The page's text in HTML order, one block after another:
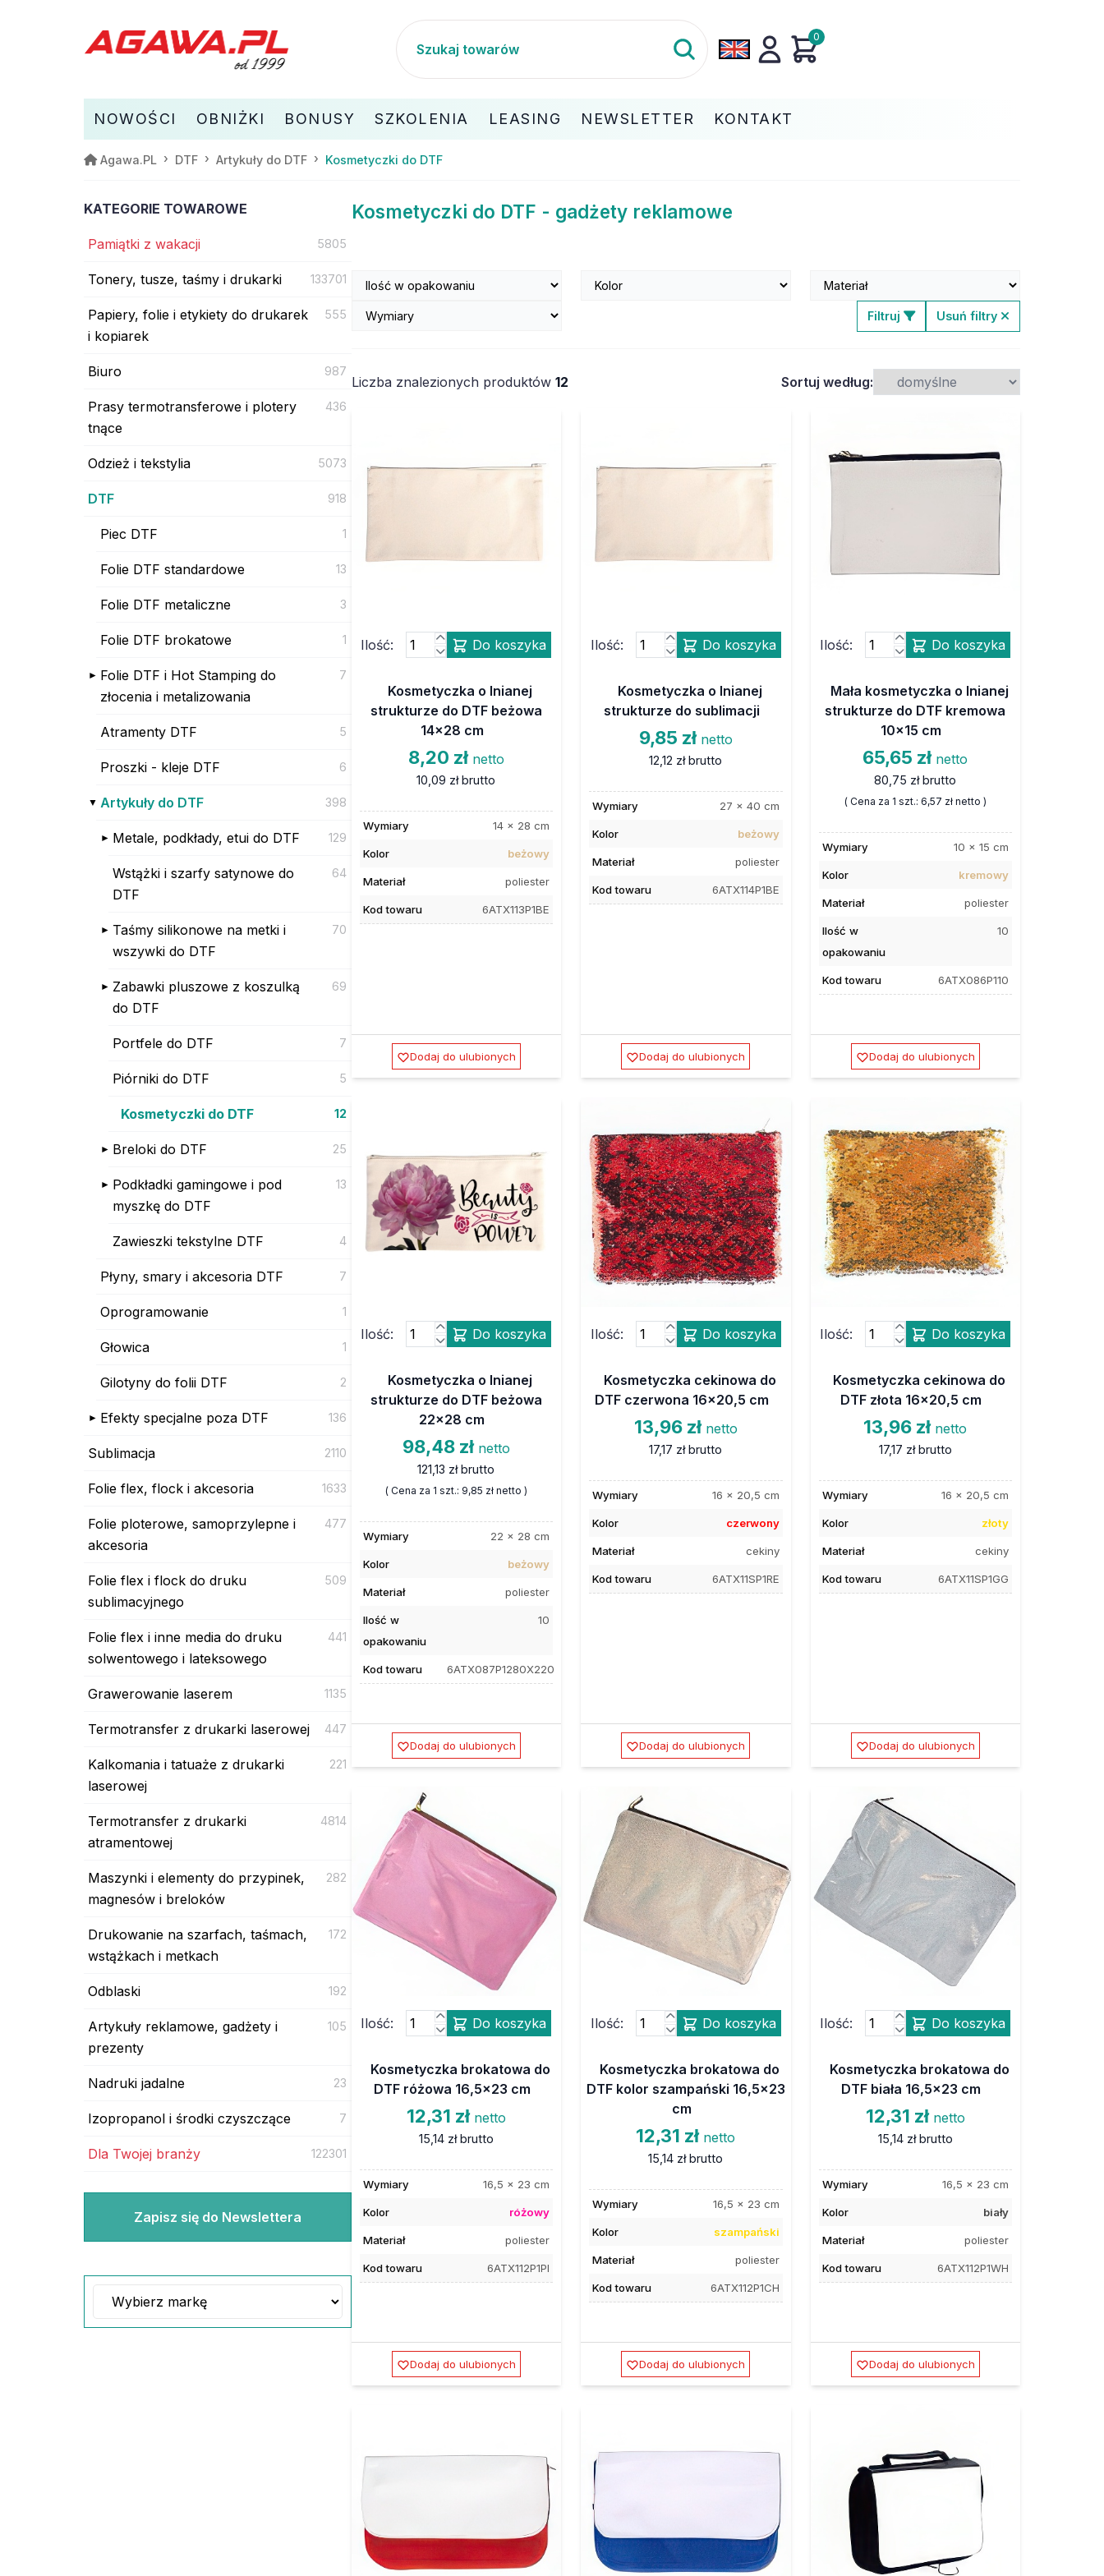
0
NOWOŚCI OBNIŻKI BONUSY SZKOLENIA LEASING NEWSLETTER KONTAKT
Agawa.PL DTF Artykuły do DTF Kosmetyczki do DTF
KATEGORIE TOWAROWE
Pamiątki z wakacji 5805
Tonery, tusze, taśmy i drukarki 133701
Papiery, folie i etykiety do drukarek
i kopiarek
555
Biuro 987
Prasy termotransferowe i plotery
tnące
436
Odzież i tekstylia 5073
DTF 918
Piec DTF 1
Folie DTF standardowe 13
Folie DTF metaliczne 3
Folie DTF brokatowe 1
Folie DTF i Hot Stamping do
złocenia i metalizowania
7
Atramenty DTF 5
Proszki - kleje DTF 6
Artykuły do DTF 398
Metale, podkłady, etui do DTF 129
Wstążki i szarfy satynowe do
DTF
64
Taśmy silikonowe na metki i
wszywki do DTF
70
Zabawki pluszowe z koszulką
do DTF
69
Portfele do DTF 7
Piórniki do DTF 5
Kosmetyczki do DTF 12
Breloki do DTF 25
Podkładki gamingowe i pod
myszkę do DTF
13
Zawieszki tekstylne DTF 4
Płyny, smary i akcesoria DTF 7
Oprogramowanie 1
Głowica 1
Gilotyny do folii DTF 2
Efekty specjalne poza DTF 136
Sublimacja 2110
Folie flex, flock i akcesoria 1633
Folie ploterowe, samoprzylepne i
akcesoria
477
Folie flex i flock do druku
sublimacyjnego
509
Folie flex i inne media do druku
solwentowego i lateksowego
441
Grawerowanie laserem 1135
Termotransfer z drukarki laserowej 447
Kalkomania i tatuaże z drukarki
laserowej
221
Termotransfer z drukarki
atramentowej
4814
Maszynki i elementy do przypinek,
magnesów i breloków
282
Drukowanie na szarfach, taśmach,
wstążkach i metkach
172
Odblaski 192
Artykuły reklamowe, gadżety i
prezenty
105
Nadruki jadalne 23
Izopropanol i środki czyszczące 7
Dla Twojej branży 122301
Zapisz się do Newslettera
Kosmetyczki do DTF - gadżety reklamowe
Filtruj Usuń filtry
Liczba znalezionych produktów 12 Sortuj według:
Ilość: Do koszyka
Kosmetyczka o lnianej
strukturze do DTF beżowa
14x28 cm
8,20 zł netto
10,09 zł brutto
Wymiary 14 x 28 cm
Kolor beżowy
Materiał poliester
Kod towaru 6ATX113P1BE
Dodaj do ulubionych
Ilość: Do koszyka
Kosmetyczka o lnianej
strukturze do sublimacji
9,85 zł netto
12,12 zł brutto
Wymiary 27 x 40 cm
Kolor beżowy
Materiał poliester
Kod towaru 6ATX114P1BE
Dodaj do ulubionych
Ilość: Do koszyka
Mała kosmetyczka o lnianej
strukturze do DTF kremowa
10x15 cm
65,65 zł netto
80,75 zł brutto
( Cena za 1 szt.: 6,57 złnetto )
Wymiary 10 x 15 cm
Kolor kremowy
Materiał poliester
Ilość w
opakowaniu
10
Kod towaru 6ATX086P110
Dodaj do ulubionych
Ilość: Do koszyka
Kosmetyczka o lnianej
strukturze do DTF beżowa
22x28 cm
98,48 zł netto
121,13 zł brutto
( Cena za 1 szt.: 9,85 złnetto )
Wymiary 22 x 28 cm
Kolor beżowy
Materiał poliester
Ilość w
opakowaniu
10
Kod towaru 6ATX087P1280X220
Dodaj do ulubionych
Ilość: Do koszyka
Kosmetyczka cekinowa do
DTF czerwona 16x20,5 cm
13,96 zł netto
17,17 zł brutto
Wymiary 16 x 20,5 cm
Kolor czerwony
Materiał cekiny
Kod towaru 6ATX11SP1RE
Dodaj do ulubionych
Ilość: Do koszyka
Kosmetyczka cekinowa do
DTF złota 16x20,5 cm
13,96 zł netto
17,17 zł brutto
Wymiary 16 x 20,5 cm
Kolor złoty
Materiał cekiny
Kod towaru 6ATX11SP1GG
Dodaj do ulubionych
Ilość: Do koszyka
Kosmetyczka brokatowa do
DTF różowa 16,5x23 cm
12,31 zł netto
15,14 zł brutto
Wymiary 16,5 x 23 cm
Kolor różowy
Materiał poliester
Kod towaru 6ATX112P1PI
Dodaj do ulubionych
Ilość: Do koszyka
Kosmetyczka brokatowa do
DTF kolor szampański 16,5x23
cm
12,31 zł netto
15,14 zł brutto
Wymiary 16,5 x 23 cm
Kolor szampański
Materiał poliester
Kod towaru 6ATX112P1CH
Dodaj do ulubionych
Ilość: Do koszyka
Kosmetyczka brokatowa do
DTF biała 16,5x23 cm
12,31 zł netto
15,14 zł brutto
Wymiary 16,5 x 23 cm
Kolor biały
Materiał poliester
Kod towaru 6ATX112P1WH
Dodaj do ulubionych